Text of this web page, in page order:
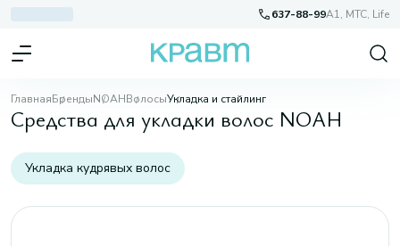
637-88-99A1, МТС, Life
ГлавнаяБрендыNOAHВолосыУкладка и стайлинг
Средства для укладки волос NOAH
Укладка кудрявых волос